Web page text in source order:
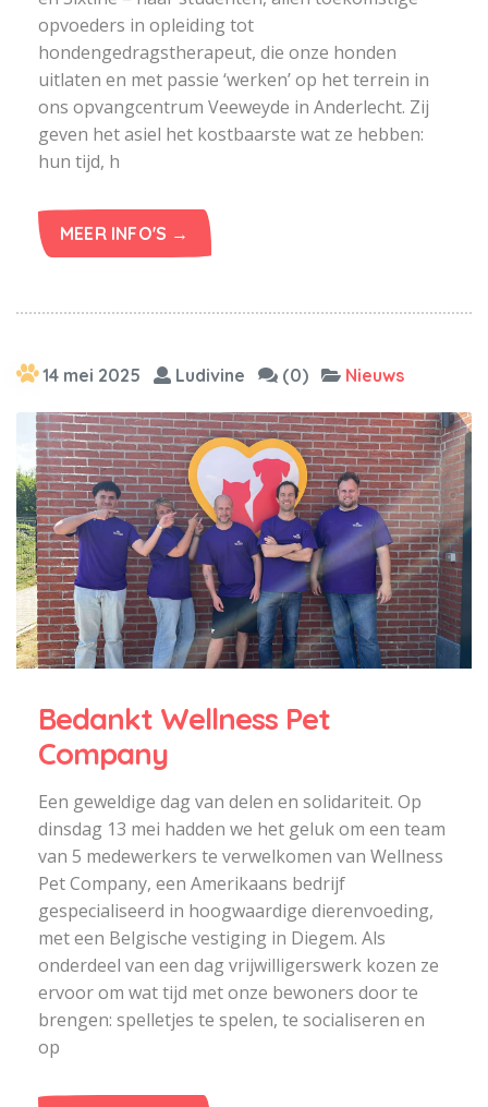
opvoeders in opleiding tot
hondengedragstherapeut, die onze honden
uitlaten en met passie ‘werken’ op het terrein in
ons opvangcentrum Veeweyde in Anderlecht. Zij
geven het asiel het kostbaarste wat ze hebben:
hun tijd, h
MEER INFO'S →
14 mei 2025 Ludivine (0) Nieuws
Bedankt Wellness Pet
Company
Een geweldige dag van delen en solidariteit. Op
dinsdag 13 mei hadden we het geluk om een team
van 5 medewerkers te verwelkomen van Wellness
Pet Company, een Amerikaans bedrijf
gespecialiseerd in hoogwaardige dierenvoeding,
met een Belgische vestiging in Diegem. Als
onderdeel van een dag vrijwilligerswerk kozen ze
ervoor om wat tijd met onze bewoners door te
brengen: spelletjes te spelen, te socialiseren en
op